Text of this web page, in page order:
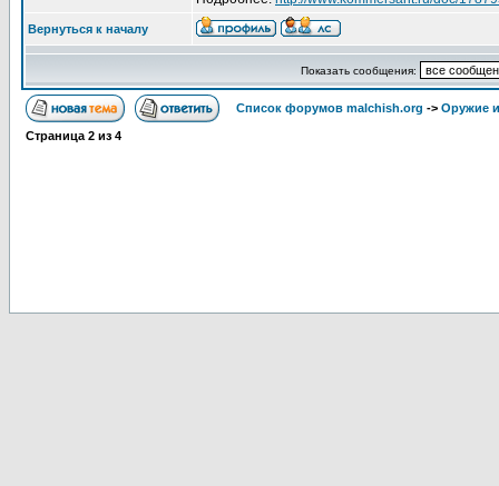
Вернуться к началу
Показать сообщения:
Список форумов malchish.org -> Оружие
Страница 2 из 4